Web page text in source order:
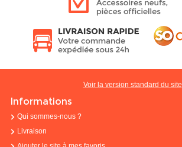
Voir la version standard du site
Informations
Qui sommes-nous ?
Livraison